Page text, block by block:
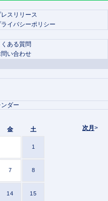
レスリリース
ライバシーポリシー
くある質問
問い合わせ
次月>
ダー
金 土
1
7 8
14 15